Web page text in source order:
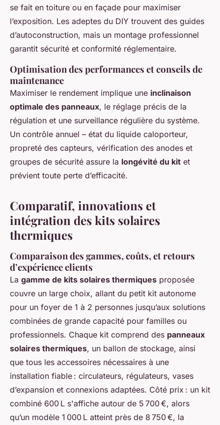
se fait en toiture ou en façade pour maximiser
l’exposition. Les adeptes du DIY trouvent des guides
d’autoconstruction, mais un montage professionnel
garantit sécurité et conformité réglementaire.
Optimisation des performances et conseils de
maintenance
Maximiser le rendement implique une inclinaison
optimale des panneaux, le réglage précis de la
régulation et une surveillance régulière du système.
Un contrôle annuel – état du liquide caloporteur,
propreté des capteurs, vérification des anodes et
groupes de sécurité assure la longévité du kit et
prévient toute perte d’efficacité.
Comparatif, innovations et
intégration des kits solaires
thermiques
Comparaison des gammes, coûts, et retours
d’expérience clients
La gamme de kits solaires thermiques proposée
couvre un large choix, allant du petit kit autonome
pour un foyer de 1 à 2 personnes jusqu’aux solutions
combinées de grande capacité pour familles ou
professionnels. Chaque kit comprend des panneaux
solaires thermiques, un ballon de stockage, ainsi
que tous les accessoires nécessaires à une
installation fiable : circulateurs, régulateurs, vases
d’expansion et connexions adaptées. Côté prix : un kit
combiné 600 L s'affiche autour de 5 700 €, alors
qu’un modèle 1 000 L atteint près de 8 750 €, la